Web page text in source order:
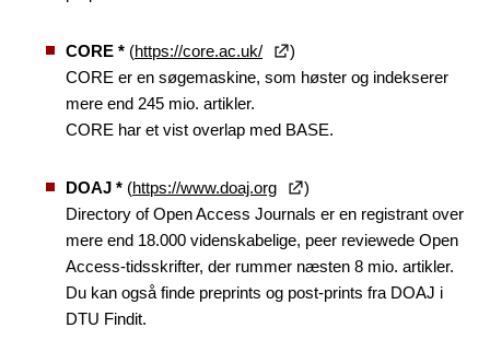
CORE * (https://core.ac.uk/
)
CORE er en søgemaskine, som høster og indekserer
mere end 245 mio. artikler.
CORE har et vist overlap med BASE.
DOAJ * (https://www.doaj.org
)
Directory of Open Access Journals er en registrant over
mere end 18.000 videnskabelige, peer reviewede Open
Access-tidsskrifter, der rummer næsten 8 mio. artikler.
Du kan også finde preprints og post-prints fra DOAJ i
DTU Findit.